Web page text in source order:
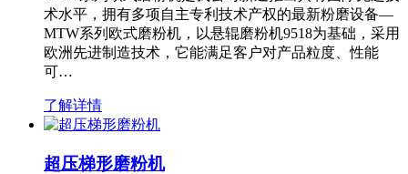
术水平，拥有多项自主专利技术产权的最新粉磨设备—
MTW系列欧式磨粉机，以悬辊磨粉机9518为基础，采用
欧洲先进制造技术，它能满足客户对产品粒度、性能
可…
了解详情
超压梯形磨粉机